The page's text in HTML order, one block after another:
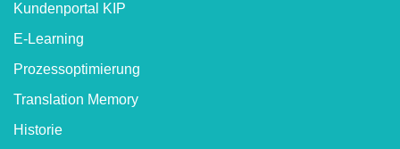
Kundenportal KIP
E-Learning
Prozessoptimierung
Translation Memory
Historie